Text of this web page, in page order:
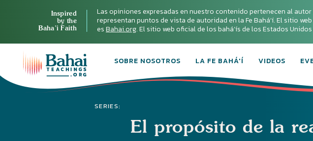
Inspired
by the
Baha’i Faith
Las opiniones expresadas en nuestro contenido pertenecen al autor
representan puntos de vista de autoridad en la Fe Bahá‘í. El sitio
esBahai.org. El sitio web oficial de los bahá’ís de los Estados
SOBRE NOSOTROS LA FE BAHÁ'Í VIDEOS
SERIES:
El propósito de la